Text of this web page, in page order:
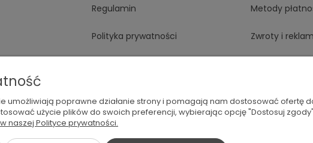
Regulamin
Polityka prywatności
Metody
Zwroty i
061 shop@dogsplate.com
umożliwiają poprawne działanie strony i pomagają nam dostosować ofertę
użycie plików do swoich preferencji, wybierając opcję "Dostosuj
naszej Polityce prywatności.